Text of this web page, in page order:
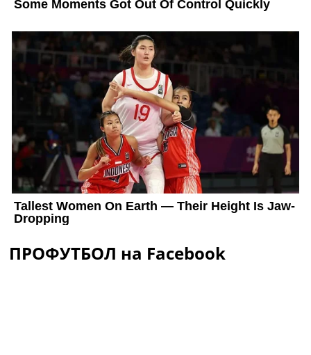
ПРОФУТБОЛ на Facebook